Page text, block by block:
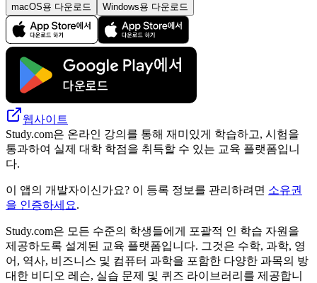
macOS용 다운로드 Windows용 다운로드
웹사이트
Study.com은 온라인 강의를 통해 재미있게 학습하고, 시험을
통과하여 실제 대학 학점을 취득할 수 있는 교육 플랫폼입니
다.
이 앱의 개발자이신가요? 이 등록 정보를 관리하려면 소유권
을 인증하세요.
Study.com은 모든 수준의 학생들에게 포괄적 인 학습 자원을
제공하도록 설계된 교육 플랫폼입니다. 그것은 수학, 과학, 영
어, 역사, 비즈니스 및 컴퓨터 과학을 포함한 다양한 과목의 방
대한 비디오 레슨, 실습 문제 및 퀴즈 라이브러리를 제공합니